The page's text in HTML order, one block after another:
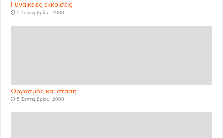
Γυναικείες εκκρίσεις
5 Σεπτεμβρίου, 2008
Οργασμός και στάση
5 Σεπτεμβρίου, 2008